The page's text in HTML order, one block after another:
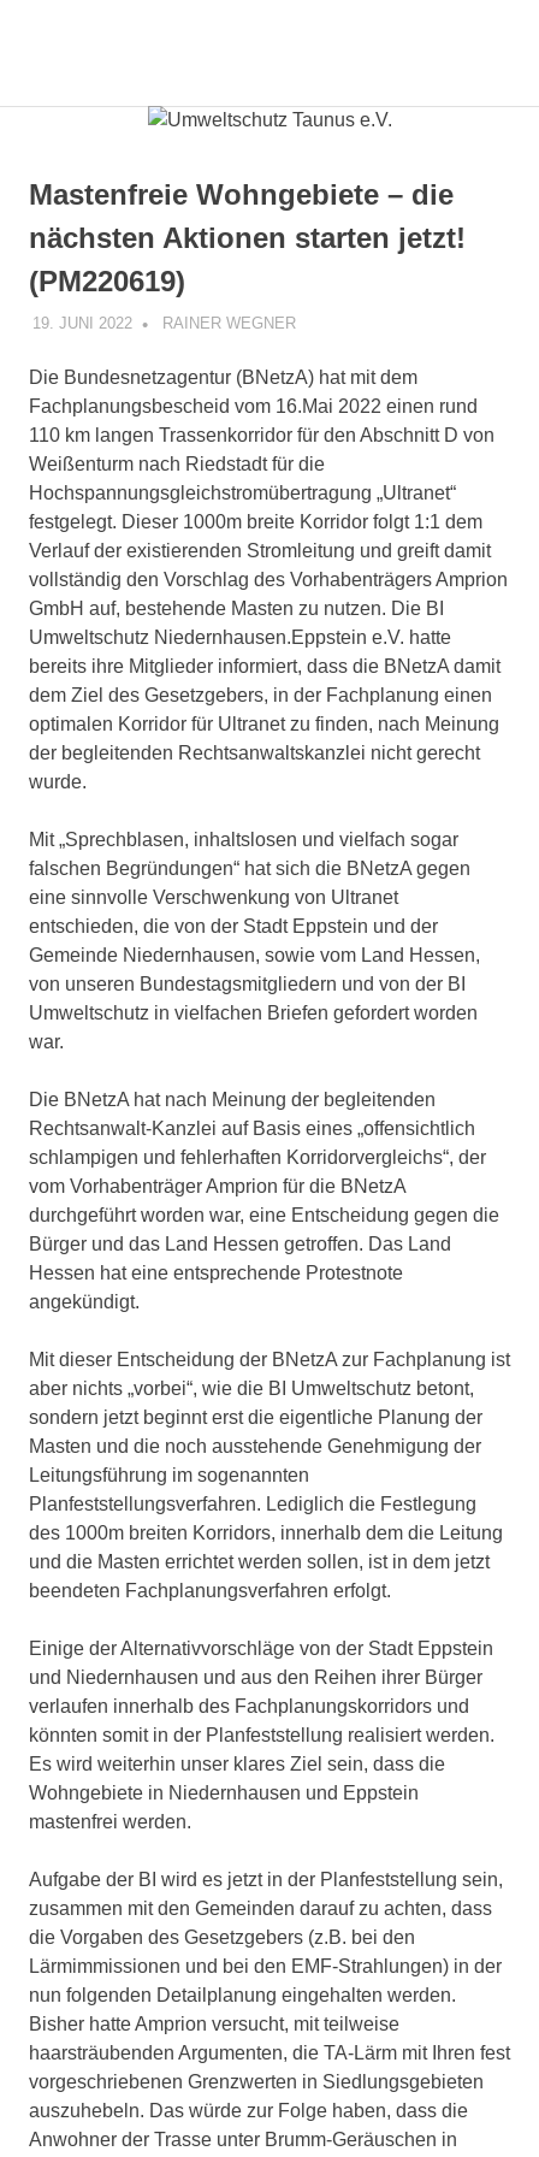
Taunus
e.V.
den
Energiewende
Mastenfreie Wohngebiete – die
nächsten Aktionen starten jetzt!
(PM220619)
19. JUNI 2022 RAINER WEGNERUNCATEGORIZED
Die Bundesnetzagentur (BNetzA) hat mit dem
Fachplanungsbescheid vom 16.Mai 2022 einen rund
110 km langen Trassenkorridor für den Abschnitt D von
Weißenturm nach Riedstadt für die
Hochspannungsgleichstromübertragung „Ultranet“
festgelegt. Dieser 1000m breite Korridor folgt 1:1 dem
Verlauf der existierenden Stromleitung und greift damit
vollständig den Vorschlag des Vorhabenträgers Amprion
GmbH auf, bestehende Masten zu nutzen. Die BI
Umweltschutz Niedernhausen.Eppstein e.V. hatte
bereits ihre Mitglieder informiert, dass die BNetzA damit
dem Ziel des Gesetzgebers, in der Fachplanung einen
optimalen Korridor für Ultranet zu finden, nach Meinung
der begleitenden Rechtsanwaltskanzlei nicht gerecht
wurde.
Mit „Sprechblasen, inhaltslosen und vielfach sogar
falschen Begründungen“ hat sich die BNetzA gegen
eine sinnvolle Verschwenkung von Ultranet
entschieden, die von der Stadt Eppstein und der
Gemeinde Niedernhausen, sowie vom Land Hessen,
von unseren Bundestagsmitgliedern und von der BI
Umweltschutz in vielfachen Briefen gefordert worden
war.
Die BNetzA hat nach Meinung der begleitenden
Rechtsanwalt-Kanzlei auf Basis eines „offensichtlich
schlampigen und fehlerhaften Korridorvergleichs“, der
vom Vorhabenträger Amprion für die BNetzA
durchgeführt worden war, eine Entscheidung gegen die
Bürger und das Land Hessen getroffen. Das Land
Hessen hat eine entsprechende Protestnote
angekündigt.
Mit dieser Entscheidung der BNetzA zur Fachplanung ist
aber nichts „vorbei“, wie die BI Umweltschutz betont,
sondern jetzt beginnt erst die eigentliche Planung der
Masten und die noch ausstehende Genehmigung der
Leitungsführung im sogenannten
Planfeststellungsverfahren. Lediglich die Festlegung
des 1000m breiten Korridors, innerhalb dem die Leitung
und die Masten errichtet werden sollen, ist in dem jetzt
beendeten Fachplanungsverfahren erfolgt.
Einige der Alternativvorschläge von der Stadt Eppstein
und Niedernhausen und aus den Reihen ihrer Bürger
verlaufen innerhalb des Fachplanungskorridors und
könnten somit in der Planfeststellung realisiert werden.
Es wird weiterhin unser klares Ziel sein, dass die
Wohngebiete in Niedernhausen und Eppstein
mastenfrei werden.
Aufgabe der BI wird es jetzt in der Planfeststellung sein,
zusammen mit den Gemeinden darauf zu achten, dass
die Vorgaben des Gesetzgebers (z.B. bei den
Lärmimmissionen und bei den EMF-Strahlungen) in der
nun folgenden Detailplanung eingehalten werden.
Bisher hatte Amprion versucht, mit teilweise
haarsträubenden Argumenten, die TA-Lärm mit Ihren fest
vorgeschriebenen Grenzwerten in Siedlungsgebieten
auszuhebeln. Das würde zur Folge haben, dass die
Anwohner der Trasse unter Brumm-Geräuschen in